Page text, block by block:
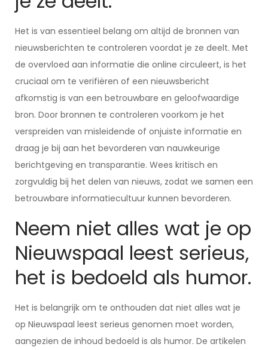
Het is van essentieel belang om altijd de bronnen van
nieuwsberichten te controleren voordat je ze deelt. Met
de overvloed aan informatie die online circuleert, is het
cruciaal om te verifiëren of een nieuwsbericht
afkomstig is van een betrouwbare en geloofwaardige
bron. Door bronnen te controleren voorkom je het
verspreiden van misleidende of onjuiste informatie en
draag je bij aan het bevorderen van nauwkeurige
berichtgeving en transparantie. Wees kritisch en
zorgvuldig bij het delen van nieuws, zodat we samen een
betrouwbare informatiecultuur kunnen bevorderen.
Neem niet alles wat je op
Nieuwspaal leest serieus,
het is bedoeld als humor.
Het is belangrijk om te onthouden dat niet alles wat je
op Nieuwspaal leest serieus genomen moet worden,
aangezien de inhoud bedoeld is als humor. De artikelen